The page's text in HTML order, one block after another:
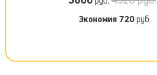
Экономия 720руб.